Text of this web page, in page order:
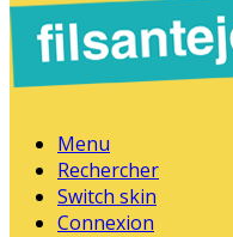
Menu
Rechercher
Switch skin
Connexion